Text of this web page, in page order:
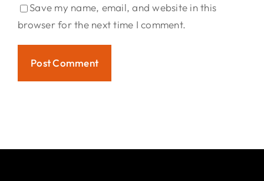
Save my name, email, and website in this
browser for the next time I comment.